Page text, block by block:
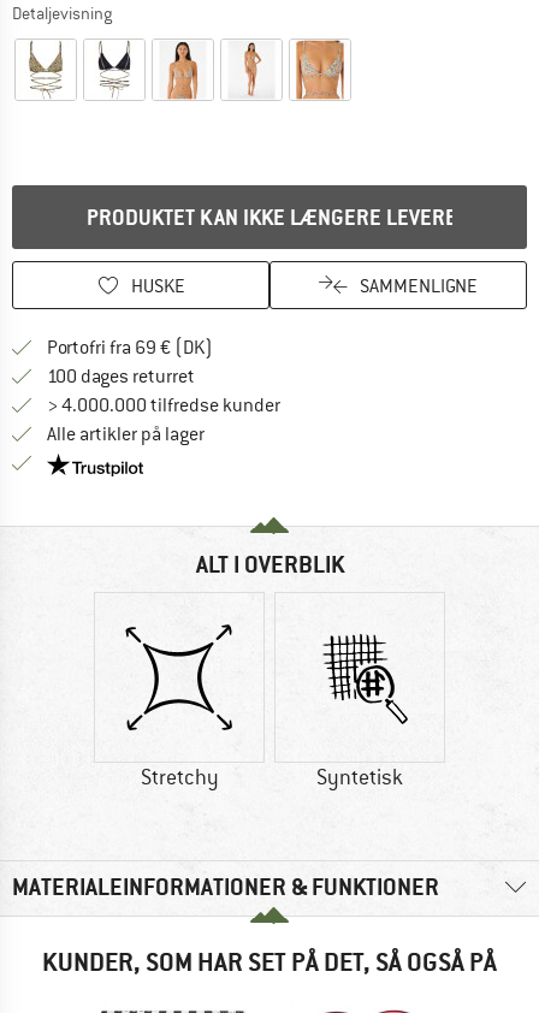
Detaljevisning
PRODUKTET KAN IKKE LÆNGERE LEVERES
HUSKE SAMMENLIGNE
Portofri fra 69 € (DK)
100 dages returret
> 4.000.000 tilfredse kunder
Alle artikler på lager
Vi er Trustpilot-certificeret - oplysningerne får du
ALT I OVERBLIK
Stretchy Syntetisk
MATERIALEINFORMATIONER & FUNKTIONER
KUNDER, SOM HAR SET PÅ DET, SÅ OGSÅ PÅ